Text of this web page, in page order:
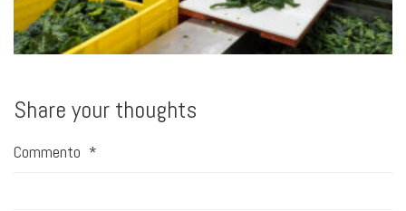
Share your thoughts
Commento *